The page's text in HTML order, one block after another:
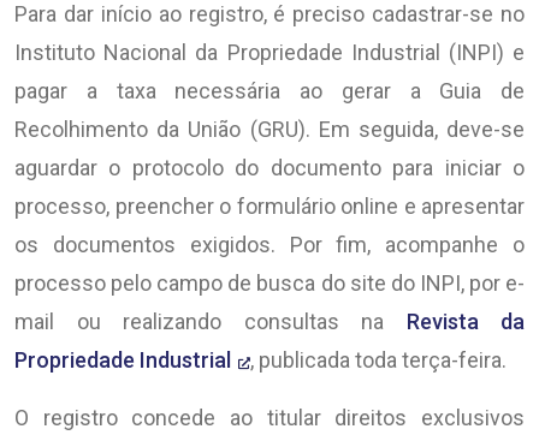
Para dar início ao registro, é preciso cadastrar-se no
Instituto Nacional da Propriedade Industrial (INPI) e
pagar a taxa necessária ao gerar a Guia de
Recolhimento da União (GRU). Em seguida, deve-se
aguardar o protocolo do documento para iniciar o
processo, preencher o formulário online e apresentar
os documentos exigidos. Por fim, acompanhe o
processo pelo campo de busca do site do INPI, por e-
mail ou realizando consultas na Revista da
Propriedade Industrial
, publicada toda terça-feira.
O registro concede ao titular direitos exclusivos